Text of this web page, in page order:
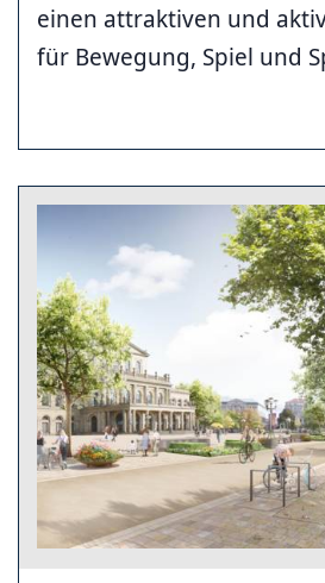
einen attraktiven und
für Bewegung, Spiel und